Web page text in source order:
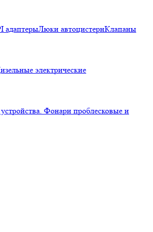
адаптерыЛюки автоцистернКлапаны
электрические
Фонари проблесковые и